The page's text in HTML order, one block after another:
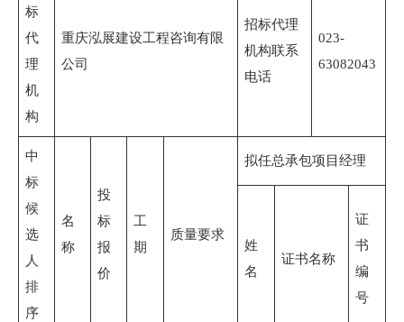
标
代
理
机
构
重庆泓展建设工程咨询有限
公司
招标代理
机构联系
电话
023-
63082043
中
标
候
选
人
排
序
名
称
投
标
报
价
工
期
质量要求
拟任总承包项目经理
姓
名
证书名称
证
书
编
号